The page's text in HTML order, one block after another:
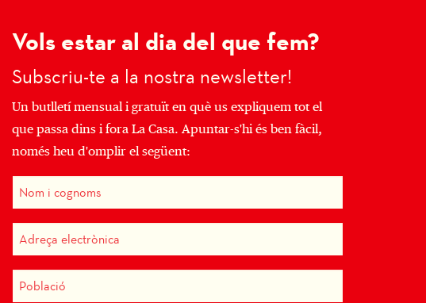
Vols estar al dia del que fem?
Subscriu-te a la nostra newsletter!
Un butlletí mensual i gratuït en què us expliquem tot el
que passa dins i fora La Casa. Apuntar-s'hi és ben fàcil,
només heu d'omplir el següent: